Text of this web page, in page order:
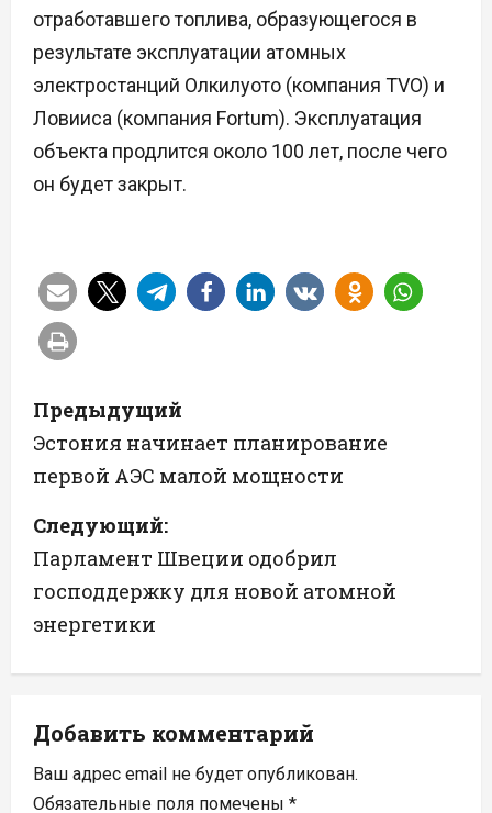
отработавшего топлива, образующегося в
результате эксплуатации атомных
электростанций Олкилуото (компания TVO) и
Ловииса (компания Fortum). Эксплуатация
объекта продлится около 100 лет, после чего
он будет закрыт.
Н
а
в
и
г
а
ц
и
я
Предыдущий
Эстония начинает планирование
первой АЭС малой мощности
Следующий:
Парламент Швеции одобрил
господдержку для новой атомной
энергетики
Добавить комментарий
Ваш адрес email не будет опубликован.
Обязательные поля помечены *